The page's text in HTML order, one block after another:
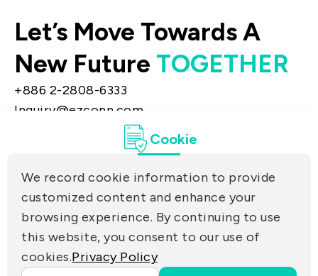
Let’s Move Towards A
New Future TOGETHER
+886 2-2808-6333
Inquiry@ezconn.com
13F., No. 27-8, Sec. 2, Zhongzheng E. Rd.,
Tamsui Dist., New Taipei City 25170, Taiwan
(R.O.C.)
PARTNER LINKS
Copyright ©2025 EZconn Corporation. All RIGHTS
Cookie
We record cookie information to provide
customized content and enhance your
browsing experience. By continuing to use
this website, you consent to our use of
cookies.Privacy Policy